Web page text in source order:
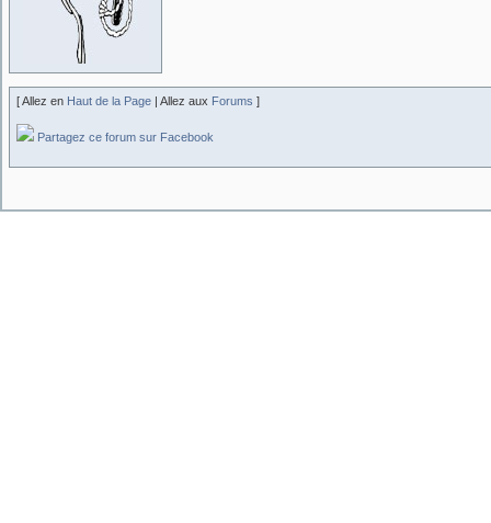
[ Allez en Haut de la Page | Allez aux Forums ]
Partagez ce forum sur Facebook